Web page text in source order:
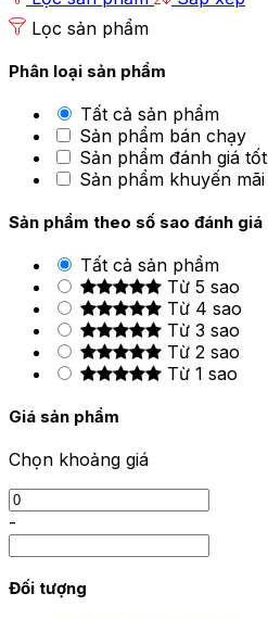
Lọc sản phẩm
Phân loại sản phẩm
Tất cả sản phẩm
Sản phẩm bán chạy
Sản phẩm đánh giá tốt
Sản phẩm khuyến mãi
Sản phẩm theo số sao đánh giá
Tất cả sản phẩm
Từ 5 sao
Từ 4 sao
Từ 3 sao
Từ 2 sao
Từ 1 sao
Giá sản phẩm
Chọn khoảng giá
-
Đối tượng